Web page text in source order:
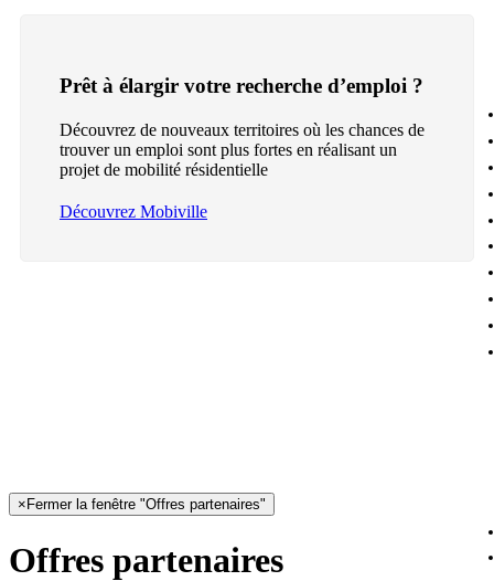
Prêt à élargir votre recherche d’emploi ?
Découvrez de nouveaux territoires où les chances de
trouver un emploi sont plus fortes en réalisant un
projet de mobilité résidentielle
Découvrez Mobiville
× Fermer la fenêtre "Offres partenaires"
Offres partenaires